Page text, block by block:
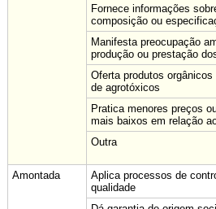
Fornece informações
composição ou
Manifesta preocupação
produção ou prestação
Oferta produtos orgânicos
de agrotóxicos
Pratica menores preços
mais baixos em relação
Outra
Amontada
Aplica processos de
qualidade